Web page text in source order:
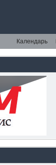
Календарь